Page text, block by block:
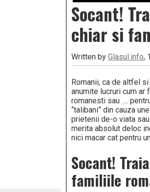
Socant!
chiar si
Written by Glasul.info,
Romanii, ca de altfel
anumite lucruri cum
romanesti sau ….
“talibani” din cauza
prietenii de-o viata
merita absolut deloc
nici macar cat pentru
Socant!
familiile